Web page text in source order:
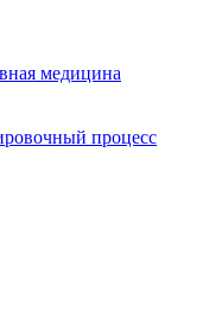
медицина
процесс